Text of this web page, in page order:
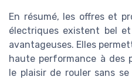
En résumé, les offres et
électriques existent bel
avantageuses. Elles
haute performance à des
le plaisir de rouler sans